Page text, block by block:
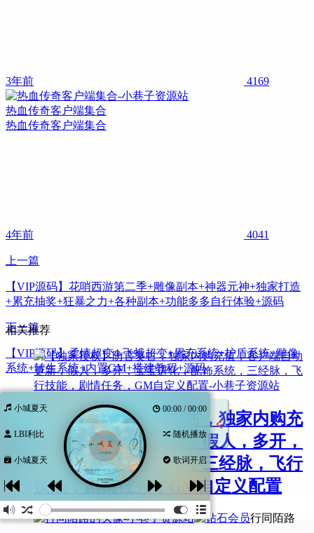
3年前 4169
热血传奇客户端集合
热血传奇客户端集合
4年前 4041
上一篇
【VIP源码】花哨西游第二季+雕像副本+神器元神+独家打造
+累充抽奖+狂暴之力+各种副本+功能多多自行体验+源码
下一篇
【VIP源码】柔情超变4-飞蛾超变+累充系统+护盾系统+雕像
系统+转生系统+内置GM+搭建教程+源码
相关推荐
【独家授权】防官复古，独家内购充
值，客户端自动更新，假人，多开，
宝宝进化，配饰系统，三经脉，飞行
技能，剧情任务，GM自定义配置
行同陌路
小城夏天 00:00 / 00:00
LBI利比 随机播放
小城夏天 歌词开启